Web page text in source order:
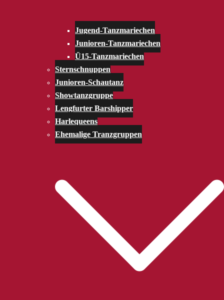
Jugend-Tanzmariechen
Junioren-Tanzmariechen
Ü15-Tanzmariechen
Sternschnuppen
Junioren-Schautanz
Showtanzgruppe
Lengfurter Barshipper
Harlequeens
Ehemalige Tranzgruppen